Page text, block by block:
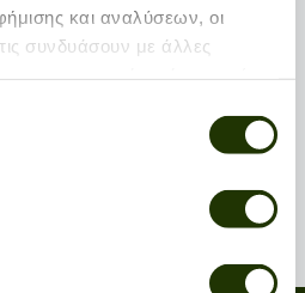
και αναλύσεων, οι
συνδυάσουν με άλλες